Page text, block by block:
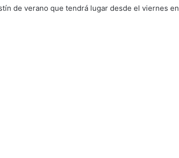
de verano que tendrá lugar desde el viernes en